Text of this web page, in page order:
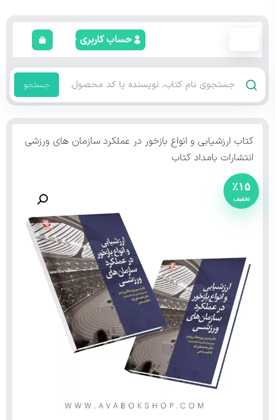
حساب کاربری
جستجو
کتاب ارزشیابی و انواع بازخور در عملکرد سازمان های ورزشی
انتشارات بامداد کتاب
٪۱۵